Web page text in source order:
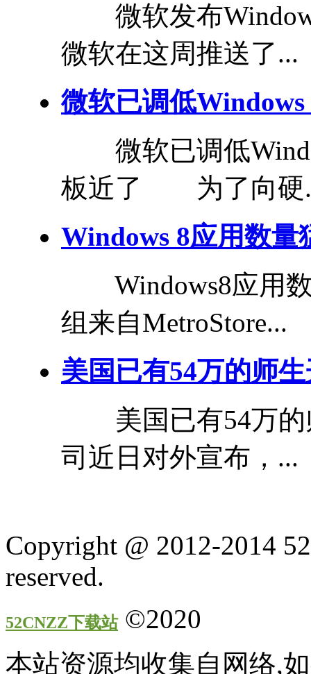
微软发布
微软在这周推送了...
微软已调低
微软已调低
板近了 为了向硬
Windows 8应用数量
Windows8应用
组来自MetroStore...
美国已有54万的师
美国已有54万的
司近日对外宣布，...
Copyright @ 2012-2014
reserved.
52CNZZ下载站©2020
本站资源均收集自网络,